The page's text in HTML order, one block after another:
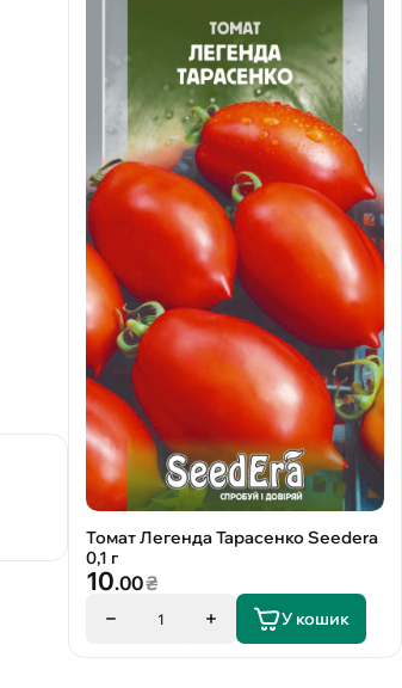
Томат Легенда Тарасенко Seedera
0,1 г
10.00₴
1 У кошик